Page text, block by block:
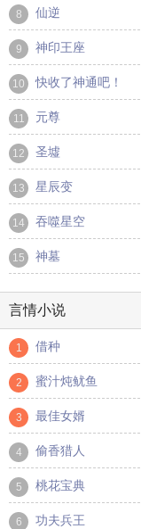
8 仙逆
9 神印王座
10 快收了神通吧！
11 元尊
12 圣墟
13 星辰变
14 吞噬星空
15 神墓
言情小说
1 借种
2 蜜汁炖鱿鱼
3 最佳女婿
4 偷香猎人
5 桃花宝典
6 功夫兵王